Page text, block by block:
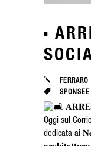
FERRARO
SPONSEE
Oggi sul
dedicata ai